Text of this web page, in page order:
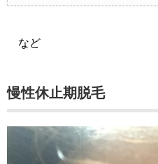
など
慢性休止期脱毛